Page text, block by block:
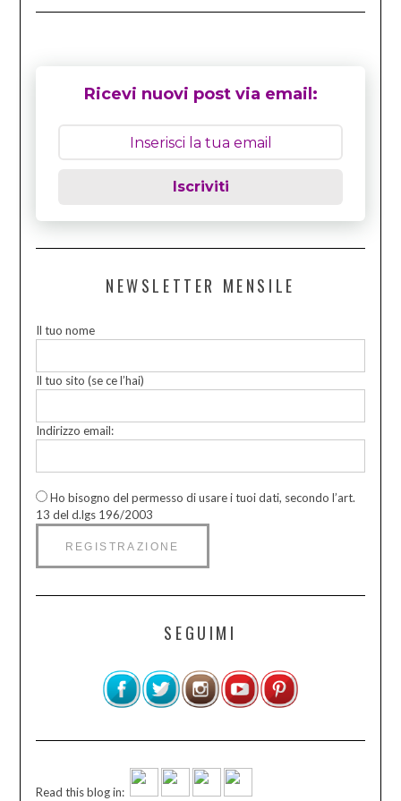
Ricevi nuovi post via email:
Iscriviti
NEWSLETTER MENSILE
Il tuo nome
Il tuo sito (se ce l’hai)
Indirizzo email:
Ho bisogno del permesso di usare i tuoi dati, secondo l’art.
13 del d.lgs 196/2003
SEGUIMI
Read this blog in: